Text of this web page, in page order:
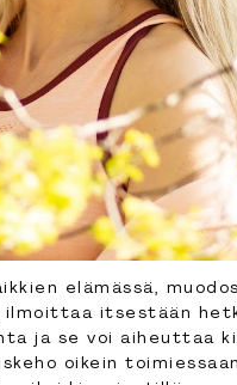
elämässä,
itsestään
ja se voi aiheuttaa
oikein